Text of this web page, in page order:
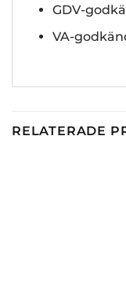
GDV-
VA-
RELATERADE